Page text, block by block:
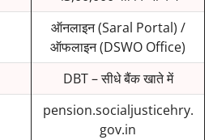
ऑनलाइन (Saral Portal) /
ऑफलाइन (DSWO Office)
DBT – सीधे बैंक खाते में
pension.socialjusticehry.
gov.in